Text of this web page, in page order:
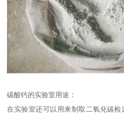
碳酸钙的实验室用途：
在实验室还可以用来制取二氧化碳